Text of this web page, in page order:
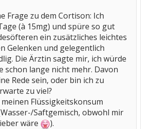
Frage zu dem Cortison: Ich
(à 15mg) und spüre so gut
ein zusätzliches leichtes
Gelenken und gelegentlich
Die Ärztin sagte mir, ich würde
schon lange nicht mehr. Davon
Rede sein, oder bin ich zu
zu viel?
Flüssigkeitskonsum
Saftgemisch, obwohl mir
wäre
).